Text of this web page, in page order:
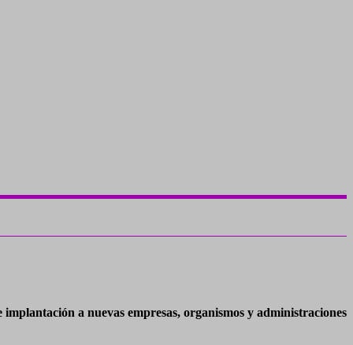
a nuevas empresas, organismos y administraciones